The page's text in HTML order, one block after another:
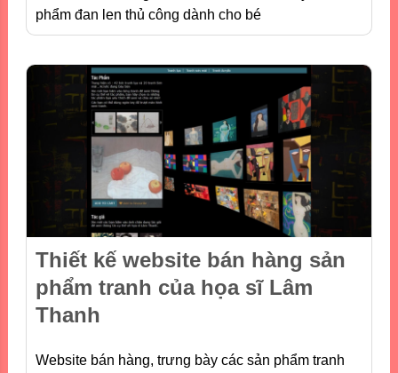
phẩm đan len thủ công dành cho bé
Thiết kế website bán hàng sản
phẩm tranh của họa sĩ Lâm
Thanh
Website bán hàng, trưng bày các sản phẩm tranh